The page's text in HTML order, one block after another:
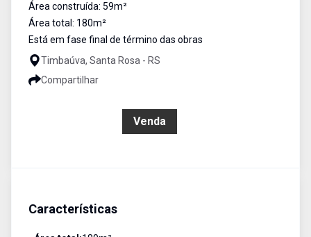
Área construída: 59m²
Área total: 180m²
Está em fase final de término das obras
Timbaúva, Santa Rosa - RS
Compartilhar
Venda
Características